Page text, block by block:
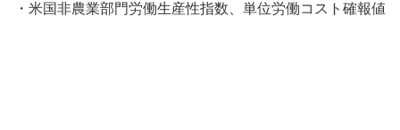
・米国非農業部門労働生産性指数、単位労働コスト確報値